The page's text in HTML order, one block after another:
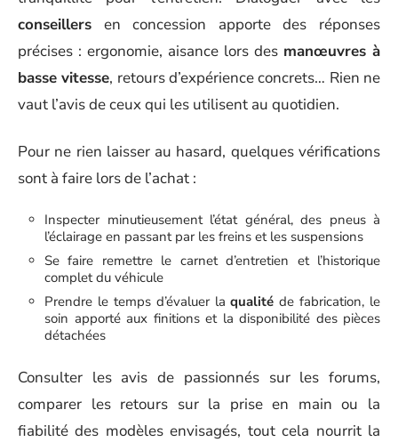
conseillers en concession apporte des réponses
précises : ergonomie, aisance lors des manœuvres à
basse vitesse, retours d’expérience concrets… Rien ne
vaut l’avis de ceux qui les utilisent au quotidien.
Pour ne rien laisser au hasard, quelques vérifications
sont à faire lors de l’achat :
Inspecter minutieusement l’état général, des pneus à
l’éclairage en passant par les freins et les suspensions
Se faire remettre le carnet d’entretien et l’historique
complet du véhicule
Prendre le temps d’évaluer laqualité de fabrication, le
soin apporté aux finitions et la disponibilité des pièces
détachées
Consulter les avis de passionnés sur les forums,
comparer les retours sur la prise en main ou la
fiabilité des modèles envisagés, tout cela nourrit la